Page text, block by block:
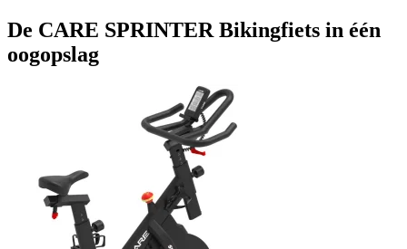
De CARE SPRINTER Bikingfiets in één
oogopslag